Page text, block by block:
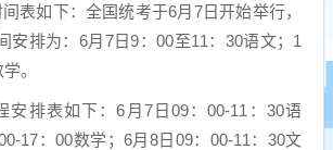
表如下：全国统考于6月7日开始举行，
安排为：6月7日9：00至11：30语文；1
。
安排表如下：6月7日09：00-11：30语
17：00数学；6月8日09：00-11：30文